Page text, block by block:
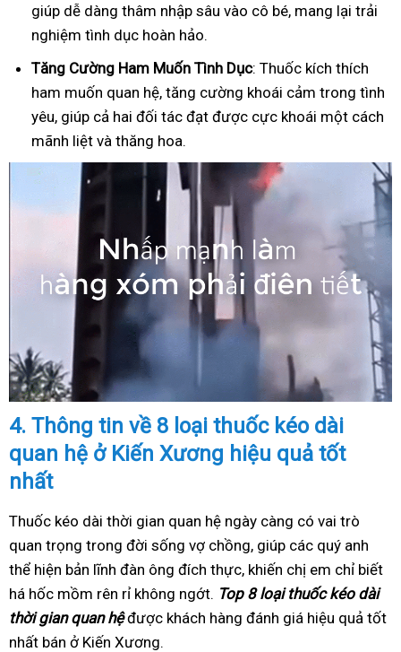
giúp dễ dàng thâm nhập sâu vào cô bé, mang lại trải
nghiệm tình dục hoàn hảo.
Tăng Cường Ham Muốn Tình Dục: Thuốc kích thích
ham muốn quan hệ, tăng cường khoái cảm trong tình
yêu, giúp cả hai đối tác đạt được cực khoái một cách
mãnh liệt và thăng hoa.
4. Thông tin về 8 loại thuốc kéo dài
quan hệ ở Kiến Xương hiệu quả tốt
nhất
Thuốc kéo dài thời gian quan hệ ngày càng có vai trò
quan trọng trong đời sống vợ chồng, giúp các quý anh
thể hiện bản lĩnh đàn ông đích thực, khiến chị em chỉ biết
há hốc mồm rên rỉ không ngớt. Top 8 loại thuốc kéo dài
thời gian quan hệđược khách hàng đánh giá hiệu quả tốt
nhất bán ở Kiến Xương.